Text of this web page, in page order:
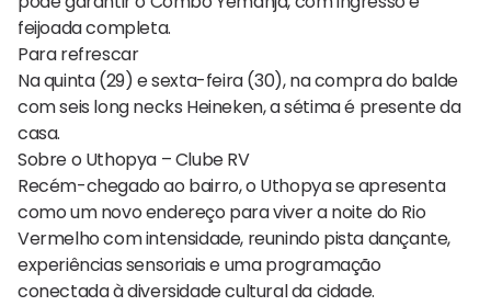
feijoada completa.
Para refrescar
Na quinta (29) e sexta-feira (30), na compra do balde
com seis long necks Heineken, a sétima é presente da
casa.
Sobre o Uthopya – Clube RV
Recém-chegado ao bairro, o Uthopya se apresenta
como um novo endereço para viver a noite do Rio
Vermelho com intensidade, reunindo pista dançante,
experiências sensoriais e uma programação
conectada à diversidade cultural da cidade.